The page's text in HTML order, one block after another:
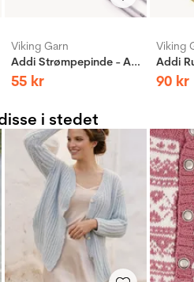
Viking Garn
Addi Strømpepinde - Aluminium
55 kr
Viking
90 kr
i stedet